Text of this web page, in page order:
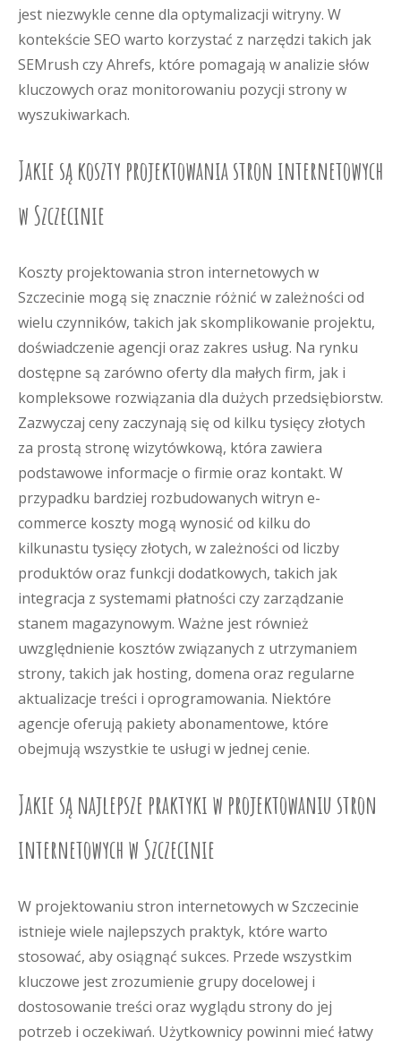
jest niezwykle cenne dla optymalizacji witryny. W
kontekście SEO warto korzystać z narzędzi takich jak
SEMrush czy Ahrefs, które pomagają w analizie słów
kluczowych oraz monitorowaniu pozycji strony w
wyszukiwarkach.
Jakie są koszty projektowania stron internetowych
w Szczecinie
Koszty projektowania stron internetowych w
Szczecinie mogą się znacznie różnić w zależności od
wielu czynników, takich jak skomplikowanie projektu,
doświadczenie agencji oraz zakres usług. Na rynku
dostępne są zarówno oferty dla małych firm, jak i
kompleksowe rozwiązania dla dużych przedsiębiorstw.
Zazwyczaj ceny zaczynają się od kilku tysięcy złotych
za prostą stronę wizytówkową, która zawiera
podstawowe informacje o firmie oraz kontakt. W
przypadku bardziej rozbudowanych witryn e-
commerce koszty mogą wynosić od kilku do
kilkunastu tysięcy złotych, w zależności od liczby
produktów oraz funkcji dodatkowych, takich jak
integracja z systemami płatności czy zarządzanie
stanem magazynowym. Ważne jest również
uwzględnienie kosztów związanych z utrzymaniem
strony, takich jak hosting, domena oraz regularne
aktualizacje treści i oprogramowania. Niektóre
agencje oferują pakiety abonamentowe, które
obejmują wszystkie te usługi w jednej cenie.
Jakie są najlepsze praktyki w projektowaniu stron
internetowych w Szczecinie
W projektowaniu stron internetowych w Szczecinie
istnieje wiele najlepszych praktyk, które warto
stosować, aby osiągnąć sukces. Przede wszystkim
kluczowe jest zrozumienie grupy docelowej i
dostosowanie treści oraz wyglądu strony do jej
potrzeb i oczekiwań. Użytkownicy powinni mieć łatwy